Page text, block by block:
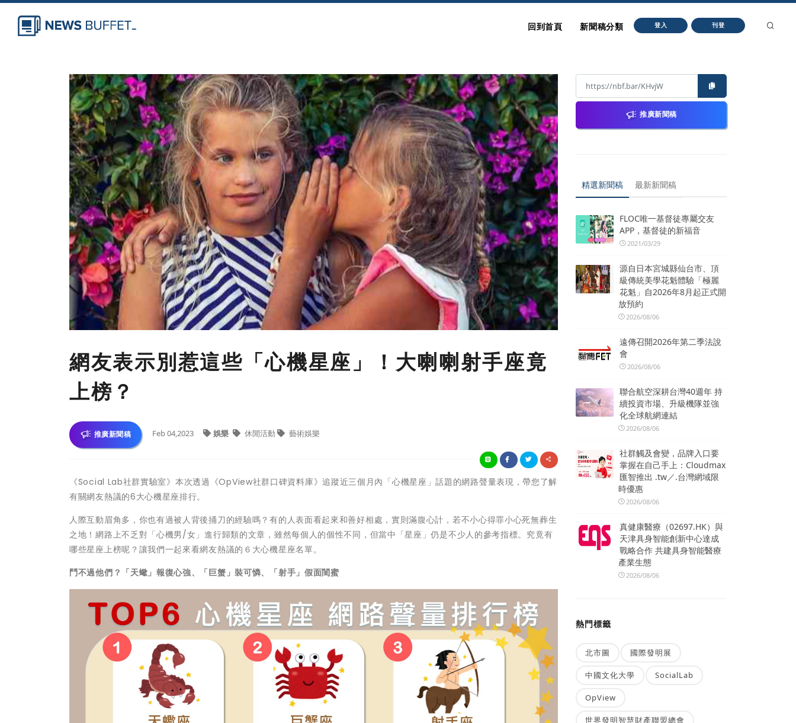
回到首頁 新聞稿分類 登入 刊登
網友表示別惹這些「心機星座」！大喇喇射手座竟
上榜？
推廣新聞稿 Feb 04,2023 娛樂 休閒活動 藝術娛樂
《Social Lab社群實驗室》本次透過《OpView社群口碑資料庫》追蹤近三個月內「心機星座」話題的網路聲量表現，帶您了解
有關網友熱議的6大心機星座排行。
人際互動眉角多，你也有過被人背後捅刀的經驗嗎？有的人表面看起來和善好相處，實則滿腹心計，若不小心得罪小心死無葬生
之地！網路上不乏對「心機男/女」進行歸類的文章，雖然每個人的個性不同，但當中「星座」仍是不少人的參考指標。究竟有
哪些星座上榜呢？讓我們一起來看網友熱議的６大心機星座名單。
鬥不過他們？「天蠍」報復心強、「巨蟹」裝可憐、「射手」假面閨蜜
推廣新聞稿
精選新聞稿 最新新聞稿
FLOC唯一基督徒專屬交友
APP，基督徒的新福音
2021/03/29
源自日本宮城縣仙台市、頂
級傳統美學花魁體驗「極麗
花魁」自2026年8月起正式開
放預約
2026/08/06
遠傳召開2026年第二季法說
會
2026/08/06
聯合航空深耕台灣40週年 持
續投資市場、升級機隊並強
化全球航網連結
2026/08/06
社群觸及會變，品牌入口要
掌握在自己手上：Cloudmax
匯智推出 .tw／.台灣網域限
時優惠
2026/08/06
真健康醫療（02697.HK）與
天津具身智能創新中心達成
戰略合作 共建具身智能醫療
產業生態
2026/08/06
熱門標籤
北市圖 國際發明展
中國文化大學 SocialLab
OpView
世界發明智慧財產聯盟總會